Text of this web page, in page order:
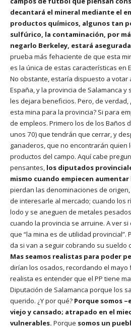
decantará el mineral mediante el
productos químicos, algunos tan
sulfúrico, la contaminación, por
negarlo Berkeley, estará
prueba más fehaciente de que esta
es la única de estas características en
No obstante, estaría dispuesto a votar
España, y la provincia de Salamanca
les dejara beneficios. Pero, de
esta mina para la provincia? Si para
de empleos. Primero los de los Baños
unos 70) que tendrán que cerrar, y
ganaderos, que no encontrarán quien
productos del campo. Aquí cabe
pensantes, los diputados
mismo cuando empiecen aumentar
pierdan las denominaciones de
de interesarle al mercado; cuando los
lodo y se aneguen de metales
cuando la provincia se arruine. A ver
que “la mina es de utilidad provincial”.
da si van a seguir cobrando su sueldo
Mas seamos realistas para poder
dirían los osados, recordando el mayo
realista es entender que el PP tiene
Diputación de Salamanca porque los
querido. ¿Y por qué? Porque somos
viejo y cansado; atrapado en el
vulnerables. Porque somos un